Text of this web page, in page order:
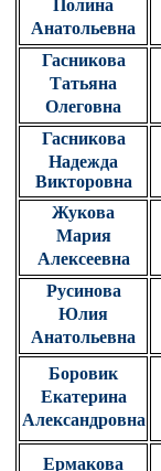
Полина
Анатольевна
Гасникова
Татьяна
Олеговна
Гасникова
Надежда
Викторовна
Жукова
Мария
Алексеевна
Русинова
Юлия
Анатольевна
Боровик
Екатерина
Александровна
Ермакова